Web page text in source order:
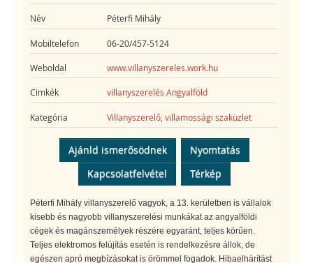
Név Péterfi Mihály
Mobiltelefon 06-20/457-5124
Weboldal www.villanyszereles.work.hu
Cimkék villanyszerelés Angyalföld
Kategória Villanyszerelő, villamossági szaküzlet
Ajánld ismerősödnek
Nyomtatás
Kapcsolatfelvétel
Térkép
Péterfi Mihály villanyszerelő vagyok, a 13. kerületben is vállalok
kisebb és nagyobb villanyszerelési munkákat az angyalföldi
cégek és magánszemélyek részére egyaránt, teljes körűen.
Teljes elektromos felújítás esetén is rendelkezésre állok, de
egészen apró megbízásokat is örömmel fogadok. Hibaelhárítást